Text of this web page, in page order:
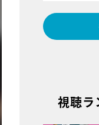
視聴ラ